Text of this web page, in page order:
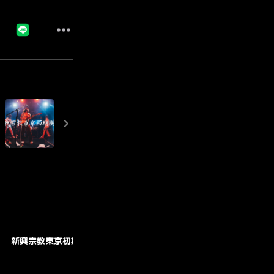
新興宗教東京初期衝動